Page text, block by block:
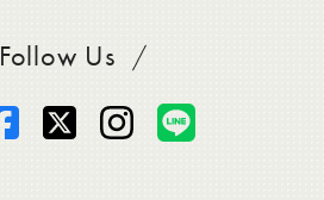
Follow UsSADAをフォロー
オ
オ
オ